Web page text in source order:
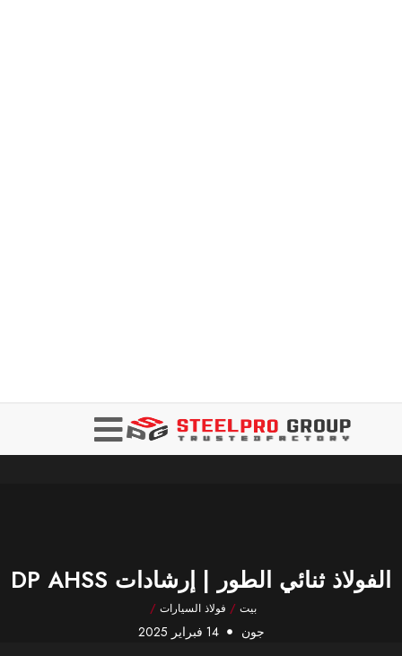
الفولاذ ثنائي الطور | إرشادات DP AHSS
بيت / فولاذ السيارات /
جون 14 فبراير 2025